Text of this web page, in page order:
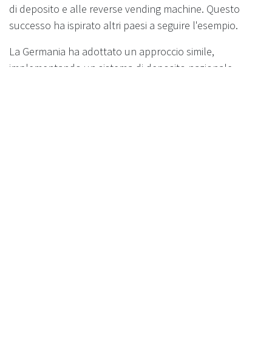
di deposito e alle reverse vending machine. Questo
successo ha ispirato altri paesi a seguire l'esempio.
La Germania ha adottato un approccio simile,
implementando un sistema di deposito nazionale